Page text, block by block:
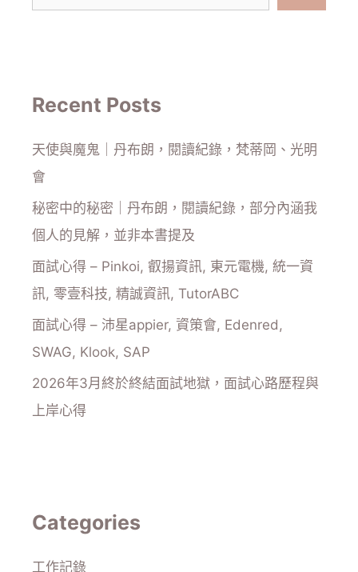
Recent Posts
天使與魔鬼｜丹布朗，閱讀紀錄，梵蒂岡、光明
會
秘密中的秘密｜丹布朗，閱讀紀錄，部分內涵我
個人的見解，並非本書提及
面試心得 – Pinkoi, 叡揚資訊, 東元電機, 統一資
訊, 零壹科技, 精誠資訊, TutorABC
面試心得 – 沛星appier, 資策會, Edenred,
SWAG, Klook, SAP
2026年3月終於終結面試地獄，面試心路歷程與
上岸心得
Categories
工作記錄